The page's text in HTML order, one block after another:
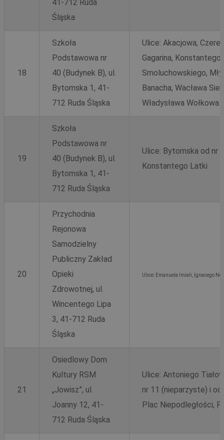
41-712 Ruda
Śląska
18
Szkoła
Podstawowa nr
40 (Budynek B), ul.
Bytomska 1, 41-
712 Ruda Śląska
Ulice: Akacjowa,
Gagarina, Konstantego
Smoluchowskiego,
Banacha, Wacława
Władysława Wołkowa
19
Szkoła
Podstawowa nr
40 (Budynek B), ul.
Bytomska 1, 41-
712 Ruda Śląska
Ulice: Bytomska od nr
Konstantego Latki
20
Przychodnia
Rejonowa
Samodzielny
Publiczny Zakład
Opieki
Zdrowotnej, ul.
Wincentego Lipa
3, 41-712 Ruda
Śląska
Ulice: Emanuela Imieli, Ignacego
21
Osiedlowy Dom
Kultury RSM
„Jowisz”, ul.
Joanny 12, 41-
712 Ruda Śląska
Ulice: Antoniego
nr 11 (nieparzyste) i
Plac Niepodległości,